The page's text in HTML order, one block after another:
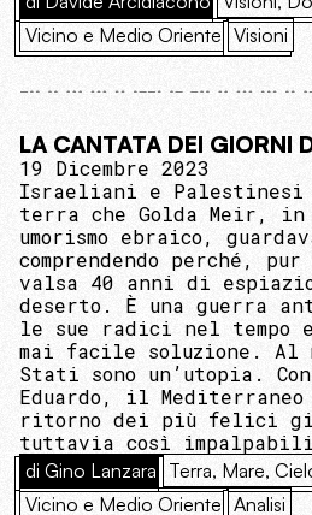
Vicino e Medio Oriente Visioni
LA CANTATA DEI GIORNI
19 Dicembre 2023
Israeliani e Palestinesi
terra che Golda Meir, in
umorismo ebraico,
comprendendo perché,
valsa 40 anni di
deserto. È una guerra
le sue radici nel tempo
mai facile soluzione. Al
Stati sono un’utopia.
Eduardo, il
ritorno dei più felici
tuttavia così impalpabili
di Gino Lanzara Terra, Mare,
Vicino e Medio Oriente Analisi